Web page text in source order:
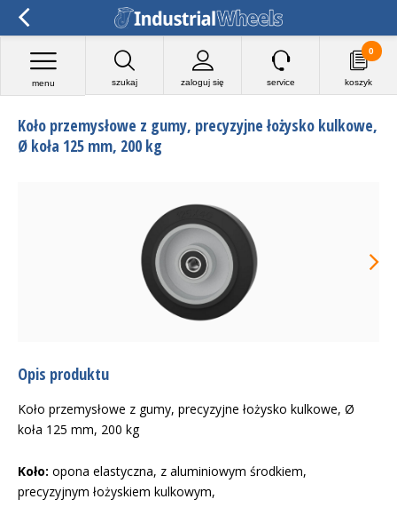
szukaj zaloguj się
menu service koszyk
0
Koło przemysłowe z gumy, precyzyjne łożysko kulkowe,
Ø koła 125 mm, 200 kg
Opis produktu
Koło przemysłowe z gumy, precyzyjne łożysko kulkowe, Ø
koła 125 mm, 200 kg
Koło: opona elastyczna, z aluminiowym środkiem,
precyzyjnym łożyskiem kulkowym,